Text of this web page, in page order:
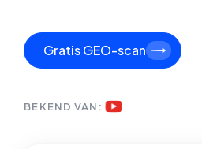
Gratis GEO-scan
BEKEND VAN: